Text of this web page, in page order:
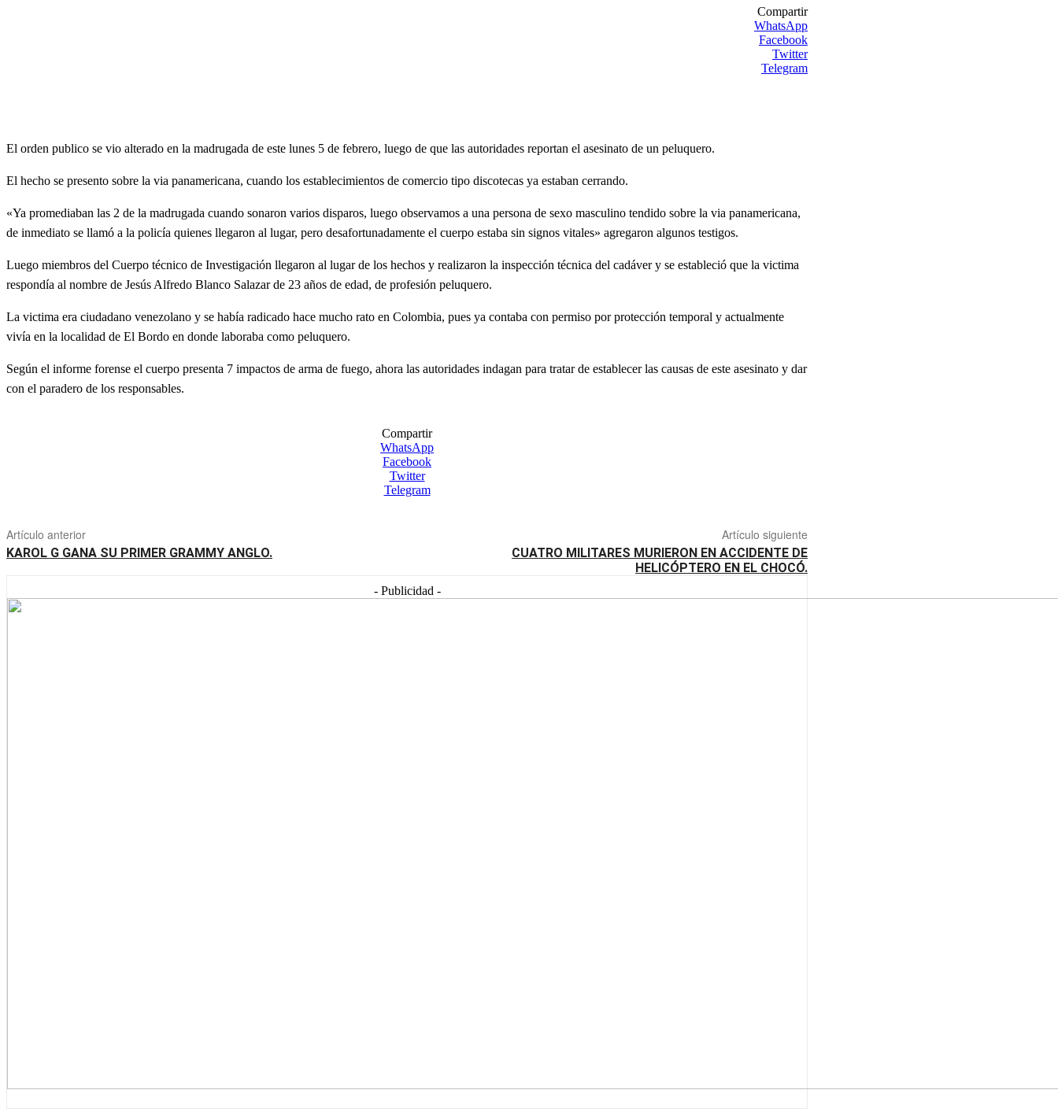
Compartir
WhatsApp
Facebook
Twitter
Telegram
El orden publico se vio alterado en la madrugada de este lunes 5 de febrero, luego de que las autoridades reportan el asesinato de un peluquero.
El hecho se presento sobre la via panamericana, cuando los establecimientos de comercio tipo discotecas ya estaban cerrando.
«Ya promediaban las 2 de la madrugada cuando sonaron varios disparos, luego observamos a una persona de sexo masculino tendido sobre la via panamericana,
de inmediato se llamó a la policía quienes llegaron al lugar, pero desafortunadamente el cuerpo estaba sin signos vitales» agregaron algunos testigos.
Luego miembros del Cuerpo técnico de Investigación llegaron al lugar de los hechos y realizaron la inspección técnica del cadáver y se estableció que la victima
respondía al nombre de Jesús Alfredo Blanco Salazar de 23 años de edad, de profesión peluquero.
La victima era ciudadano venezolano y se había radicado hace mucho rato en Colombia, pues ya contaba con permiso por protección temporal y actualmente
vivía en la localidad de El Bordo en donde laboraba como peluquero.
Según el informe forense el cuerpo presenta 7 impactos de arma de fuego, ahora las autoridades indagan para tratar de establecer las causas de este asesinato y dar
con el paradero de los responsables.
Compartir
WhatsApp
Facebook
Twitter
Telegram
Artículo anterior
KAROL G GANA SU PRIMER GRAMMY ANGLO.
Artículo siguiente
CUATRO MILITARES MURIERON EN ACCIDENTE DE
HELICÓPTERO EN EL CHOCÓ.
- Publicidad -